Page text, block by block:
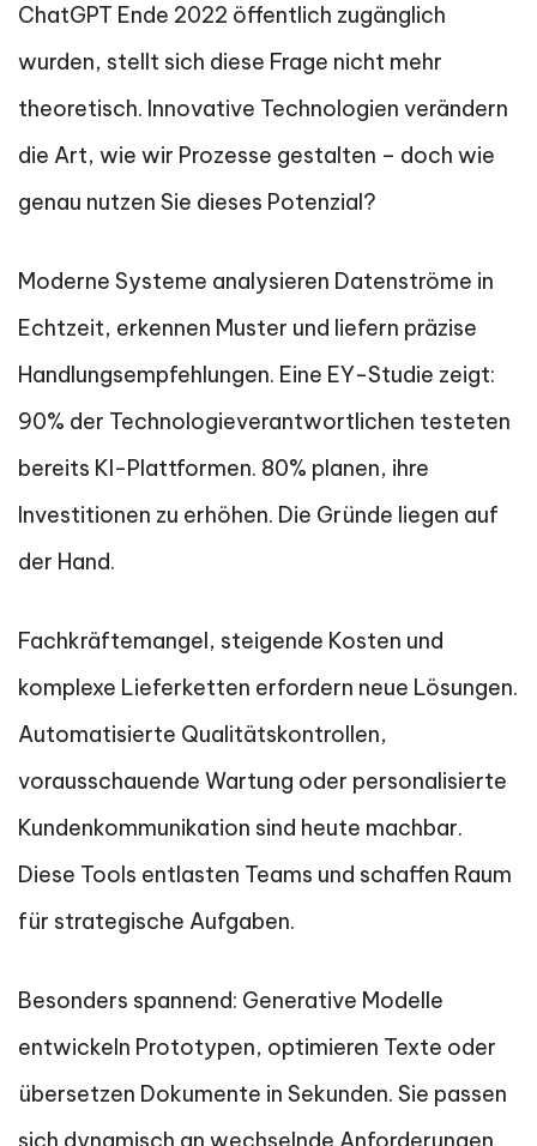
ChatGPT Ende 2022 öffentlich zugänglich
wurden, stellt sich diese Frage nicht mehr
theoretisch. Innovative Technologien verändern
die Art, wie wir Prozesse gestalten – doch wie
genau nutzen Sie dieses Potenzial?
Moderne Systeme analysieren Datenströme in
Echtzeit, erkennen Muster und liefern präzise
Handlungsempfehlungen. Eine EY-Studie zeigt:
90% der Technologieverantwortlichen testeten
bereits KI-Plattformen. 80% planen, ihre
Investitionen zu erhöhen. Die Gründe liegen auf
der Hand.
Fachkräftemangel, steigende Kosten und
komplexe Lieferketten erfordern neue Lösungen.
Automatisierte Qualitätskontrollen,
vorausschauende Wartung oder personalisierte
Kundenkommunikation sind heute machbar.
Diese Tools entlasten Teams und schaffen Raum
für strategische Aufgaben.
Besonders spannend: Generative Modelle
entwickeln Prototypen, optimieren Texte oder
übersetzen Dokumente in Sekunden. Sie passen